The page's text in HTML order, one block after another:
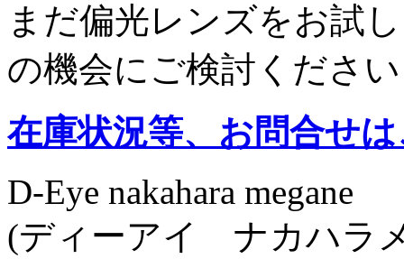
まだ偏光レンズをお試
の機会にご検討ください
在庫状況等、お問合せ
D-Eye nakahara megane
(ディーアイ ナカハラ